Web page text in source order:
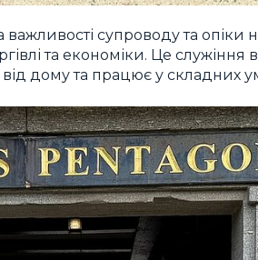
супроводу та
та економіки. Це служіння
дому та працює у складних